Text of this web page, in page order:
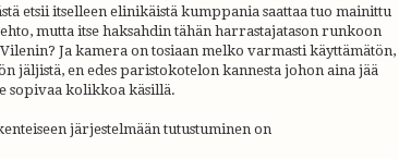
etsii itselleen elinikäistä kumppania saattaa tuo mainittu
mutta itse haksahdin tähän harrastajatason runkoon
Ja kamera on tosiaan melko varmasti käyttämätön,
jäljistä, en edes paristokotelon kannesta johon aina jää
sopivaa kolikkoa käsillä.
järjestelmään tutustuminen on